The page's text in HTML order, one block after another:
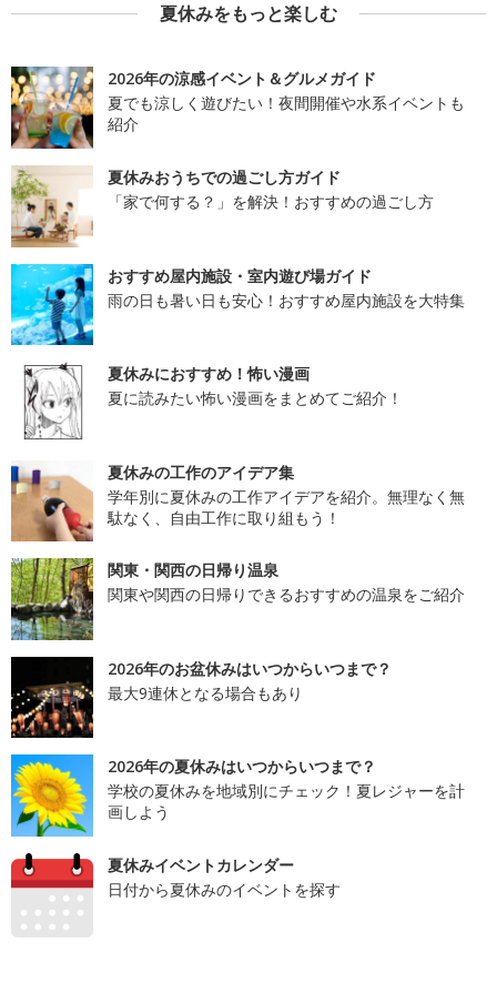
夏休みをもっと楽しむ
2026年の涼感イベント＆グルメガイド
夏でも涼しく遊びたい！夜間開催や水系イベントも
紹介
夏休みおうちでの過ごし方ガイド
「家で何する？」を解決！おすすめの過ごし方
おすすめ屋内施設・室内遊び場ガイド
雨の日も暑い日も安心！おすすめ屋内施設を大特集
夏休みにおすすめ！怖い漫画
夏に読みたい怖い漫画をまとめてご紹介！
夏休みの工作のアイデア集
学年別に夏休みの工作アイデアを紹介。無理なく無
駄なく、自由工作に取り組もう！
関東・関西の日帰り温泉
関東や関西の日帰りできるおすすめの温泉をご紹介
2026年のお盆休みはいつからいつまで？
最大9連休となる場合もあり
2026年の夏休みはいつからいつまで？
学校の夏休みを地域別にチェック！夏レジャーを計
画しよう
夏休みイベントカレンダー
日付から夏休みのイベントを探す